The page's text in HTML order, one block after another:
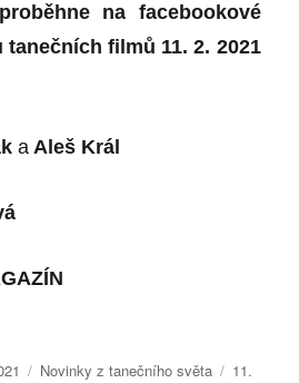
na facebookové
filmů 11. 2. 2021
a Aleš Král
Rubriky:
Novinky z tanečního světa Štítky:
11.